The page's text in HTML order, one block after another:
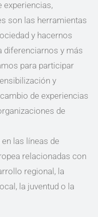
experiencias,
son las herramientas
y hacernos
diferenciarnos y más
para participar
y
de experiencias
de
las líneas de
relacionadas con
regional, la
la juventud o la